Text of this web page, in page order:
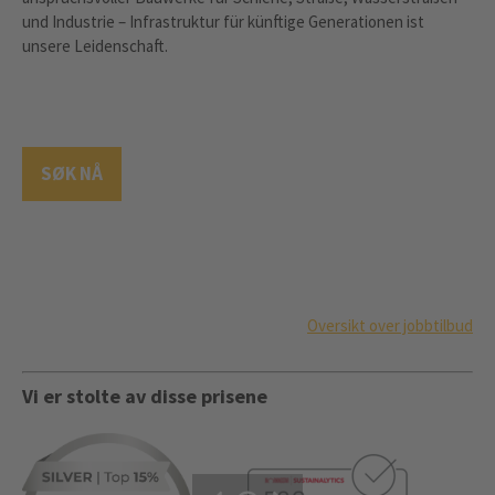
und Industrie – Infrastruktur für künftige Generationen ist
unsere Leidenschaft.
SØK NÅ
Oversikt over jobbtilbud
Vi er stolte av disse prisene